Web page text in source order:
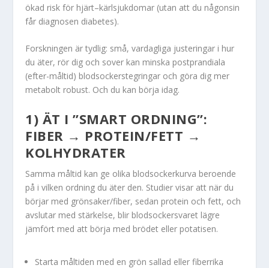
ökad risk för hjärt–kärlsjukdomar (utan att du någonsin
får diagnosen diabetes).
Forskningen är tydlig: små, vardagliga justeringar i hur
du äter, rör dig och sover kan minska postprandiala
(efter-måltid) blodsockerstegringar och göra dig mer
metabolt robust. Och du kan börja idag.
1) ÄT I ”SMART ORDNING”:
FIBER → PROTEIN/FETT →
KOLHYDRATER
Samma måltid kan ge olika blodsockerkurva beroende
på i vilken ordning du äter den. Studier visar att när du
börjar med grönsaker/fiber, sedan protein och fett, och
avslutar med stärkelse, blir blodsockersvaret lägre
jämfört med att börja med brödet eller potatisen.
Starta måltiden med en grön sallad eller fiberrika